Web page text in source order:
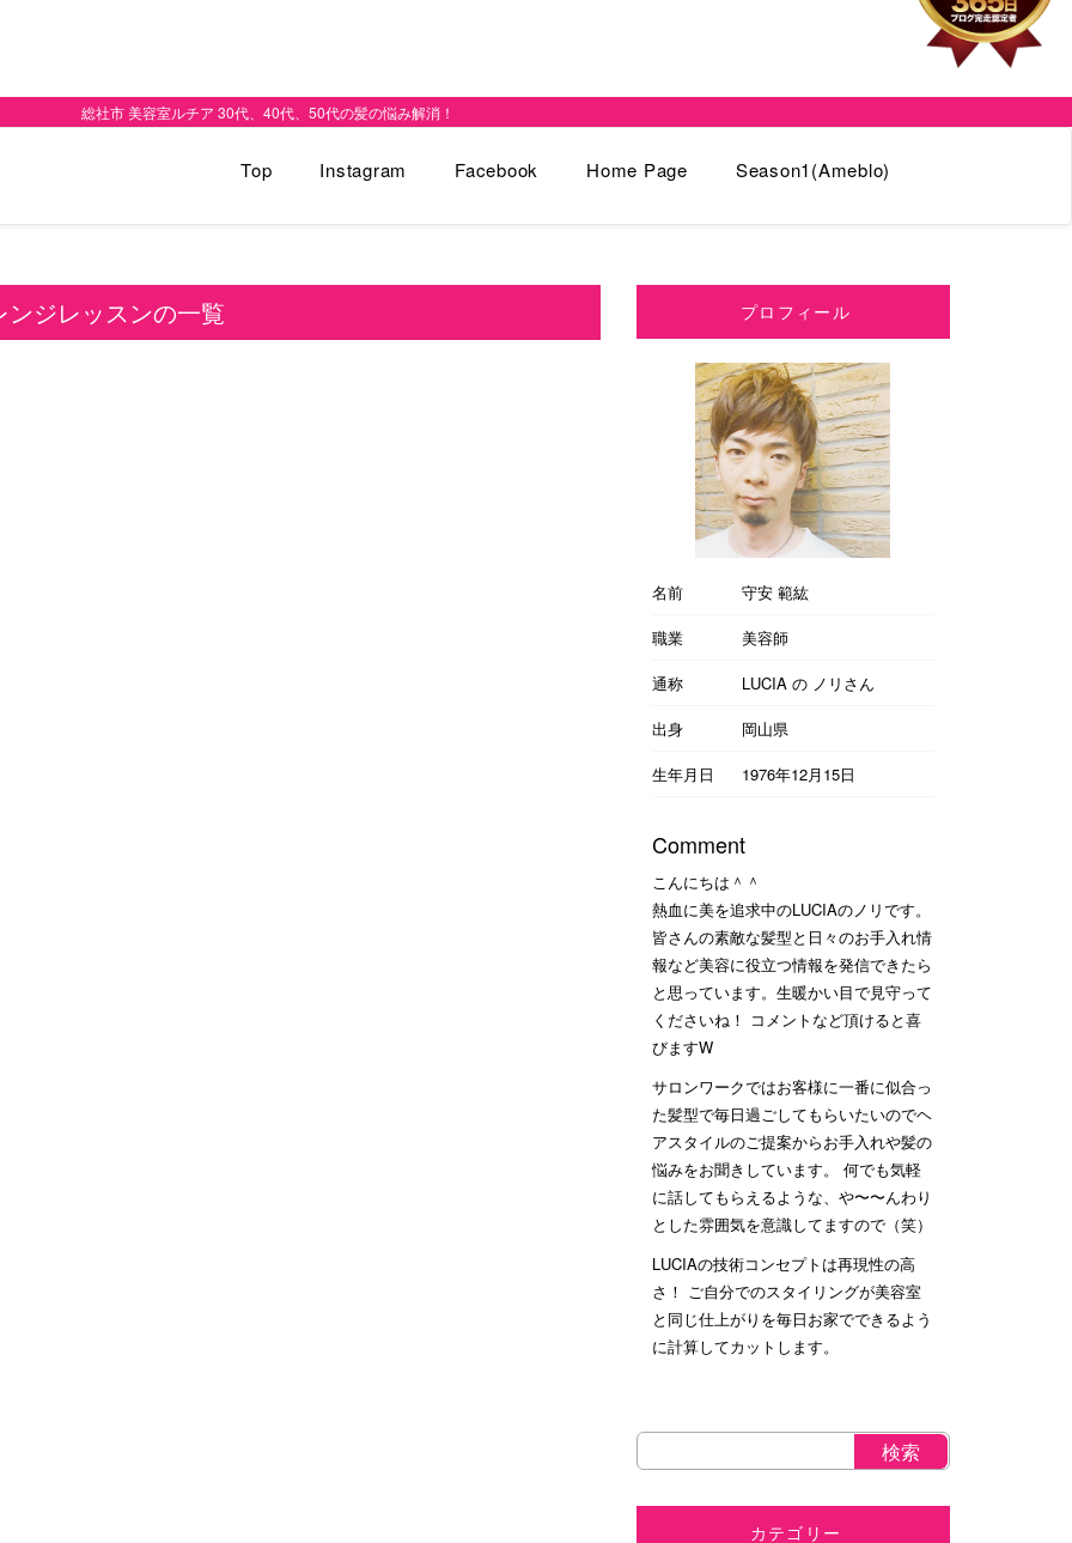
総社市 美容室ルチア 30代、40代、50代の髪の悩み解消！
Top Instagram Facebook Home Page Season1(Ameblo)
ンジレッスンの一覧 プロフィール
名前
守安 範紘
職業
美容師
通称
LUCIA の ノリさん
出身
岡山県
生年月日
1976年12月15日
Comment
こんにちは＾＾
熱血に美を追求中のLUCIAのノリです。
皆さんの素敵な髪型と日々のお手入れ情
報など美容に役立つ情報を発信できたら
と思っています。生暖かい目で見守って
くださいね！ コメントなど頂けると喜
びますW
サロンワークではお客様に一番に似合っ
た髪型で毎日過ごしてもらいたいのでヘ
アスタイルのご提案からお手入れや髪の
悩みをお聞きしています。 何でも気軽
に話してもらえるような、や〜〜んわり
とした雰囲気を意識してますので（笑）
LUCIAの技術コンセプトは再現性の高
さ！ ご自分でのスタイリングが美容室
と同じ仕上がりを毎日お家でできるよう
に計算してカットします。
カテゴリー